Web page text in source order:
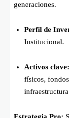
generaciones.
Perfil de
Institucional.
Activos clave:
físicos,